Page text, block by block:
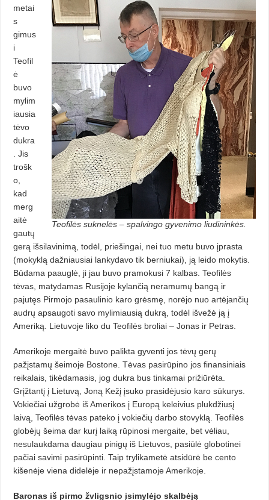
Teofilės suknelės – spalvingo gyvenimo liudininkės.
metai
s
gimus
i
Teofil
ė
buvo
mylim
iausia
tėvo
dukra
. Jis
trošk
o,
kad
merg
aitė
gautų
gerą išsilavinimą, todėl, priešingai, nei tuo metu buvo įprasta
(mokyklą dažniausiai lankydavo tik berniukai), ją leido mokytis.
Būdama paauglė, ji jau buvo pramokusi 7 kalbas. Teofilės
tėvas, matydamas Rusijoje kylančią neramumų bangą ir
pajutęs Pirmojo pasaulinio karo grėsmę, norėjo nuo artėjančių
audrų apsaugoti savo mylimiausią dukrą, todėl išvežė ją į
Ameriką. Lietuvoje liko du Teofilės broliai – Jonas ir Petras.
Amerikoje mergaitė buvo palikta gyventi jos tėvų gerų
pažįstamų šeimoje Bostone. Tėvas pasirūpino jos finansiniais
reikalais, tikėdamasis, jog dukra bus tinkamai prižiūrėta.
Grįžtantį į Lietuvą, Joną Kežį įsuko prasidėjusio karo sūkurys.
Vokiečiai užgrobė iš Amerikos į Europą keleivius plukdžiusį
laivą, Teofilės tėvas pateko į vokiečių darbo stovyklą. Teofilės
globėjų šeima dar kurį laiką rūpinosi mergaite, bet vėliau,
nesulaukdama daugiau pinigų iš Lietuvos, pasiūlė globotinei
pačiai savimi pasirūpinti. Taip trylikametė atsidūrė be cento
kišenėje viena didelėje ir nepažįstamoje Amerikoje.
Baronas iš pirmo žvligsnio įsimylėjo skalbėją